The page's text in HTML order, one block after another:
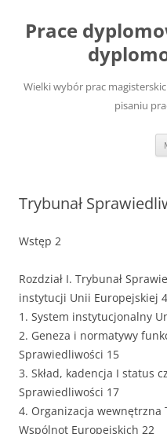
treści
Prace
Wielki wybór prac
pisaniu
Trybunał
Wstęp 2
Rozdział I. Trybunał
instytucji Unii Europejskiej 4
1. System instytucjonalny
2. Geneza i normatywy
Sprawiedliwości 15
3. Skład, kadencja I status
Sprawiedliwości 17
4. Organizacja wewnętrzna
Wspólnot Europejskich 22